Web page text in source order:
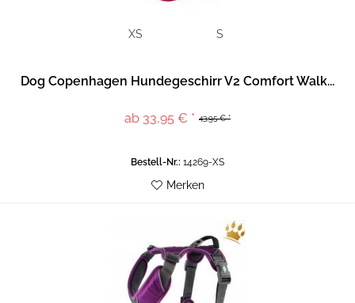
XS S
Dog Copenhagen Hundegeschirr V2 Comfort Walk...
43,95 € *
ab 33,95 € *
Bestell-Nr.: 14269-XS
Merken